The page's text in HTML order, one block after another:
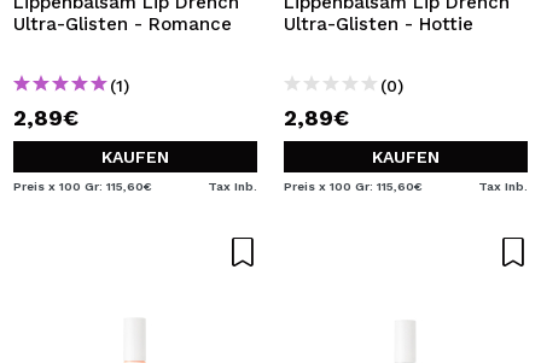
Ultra-Glisten - Romance
(1)
2,89€
KAUFEN
Preis x 100 Gr: 115,60€ Tax Inb.
Ultra-Glisten - Hottie
(0)
2,89€
KAUFEN
Preis x 100 Gr: 115,60€ Tax Inb.